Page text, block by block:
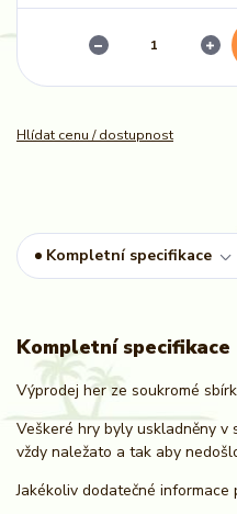
Hlídat cenu / dostupnost
Kompletní specifikace
Kompletní specifikace
Výprodej her ze soukromé
Veškeré hry byly uskladněny
vždy naležato a tak aby
Jakékoliv dodatečné informace